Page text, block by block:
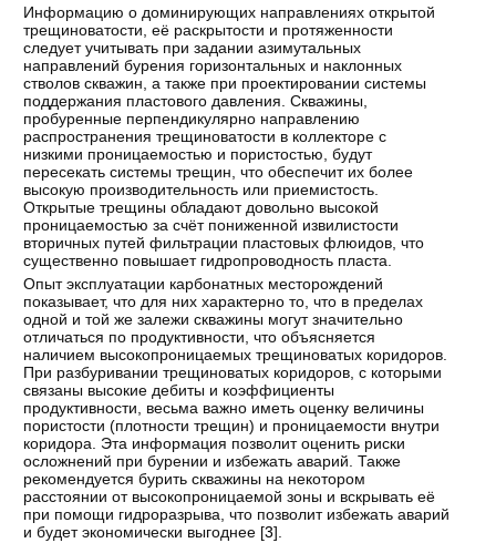
Информацию о доминирующих направлениях открытой
трещиноватости, её раскрытости и протяженности
следует учитывать при задании азимутальных
направлений бурения горизонтальных и наклонных
стволов скважин, а также при проектировании системы
поддержания пластового давления. Скважины,
пробуренные перпендикулярно направлению
распространения трещиноватости в коллекторе с
низкими проницаемостью и пористостью, будут
пересекать системы трещин, что обеспечит их более
высокую производительность или приемистость.
Открытые трещины обладают довольно высокой
проницаемостью за счёт пониженной извилистости
вторичных путей фильтрации пластовых флюидов, что
существенно повышает гидропроводность пласта.
Опыт эксплуатации карбонатных месторождений
показывает, что для них характерно то, что в пределах
одной и той же залежи скважины могут значительно
отличаться по продуктивности, что объясняется
наличием высокопроницаемых трещиноватых коридоров.
При разбуривании трещиноватых коридоров, с которыми
связаны высокие дебиты и коэффициенты
продуктивности, весьма важно иметь оценку величины
пористости (плотности трещин) и проницаемости внутри
коридора. Эта информация позволит оценить риски
осложнений при бурении и избежать аварий. Также
рекомендуется бурить скважины на некотором
расстоянии от высокопроницаемой зоны и вскрывать её
при помощи гидроразрыва, что позволит избежать аварий
и будет экономически выгоднее [3].